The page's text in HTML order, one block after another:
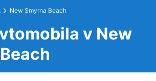
New Smyrna Beach
v New